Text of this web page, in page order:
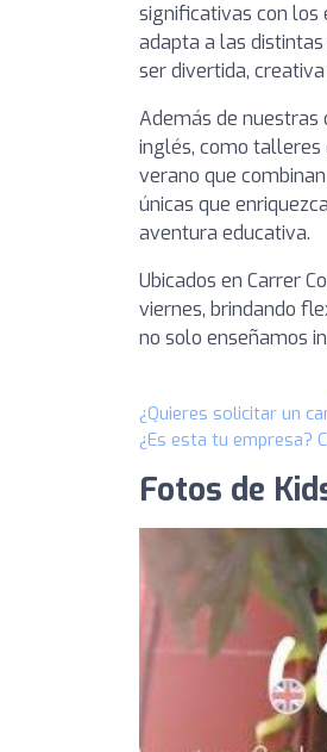
significativas con los
adapta a las
ser divertida,
Además de nuestras
inglés, como talleres
verano que
únicas que
aventura educativa.
Ubicados en Carrer
viernes, brindando
no solo enseñamos
¿Quieres solicitar un
¿Es esta tu empresa?
Fotos de